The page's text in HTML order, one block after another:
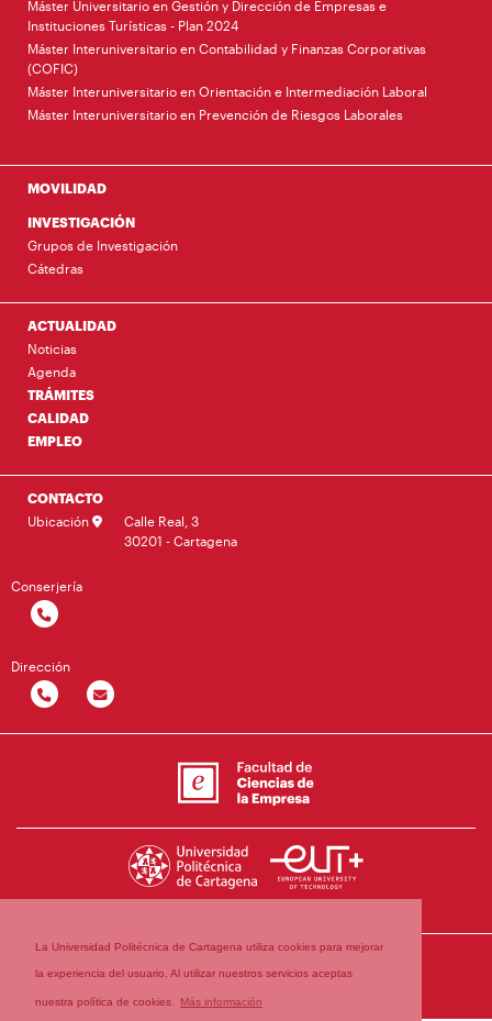
La Universidad Politécnica de Cartagena utiliza cookies para mejorar
la experiencia del usuario. Al utilizar nuestros servicios aceptas
nuestra política de cookies. Más información
Máster Universitario en Gestión y Dirección de Empresas e
Instituciones Turísticas - Plan 2024
Máster Interuniversitario en Contabilidad y Finanzas Corporativas
(COFIC)
Máster Interuniversitario en Orientación e Intermediación Laboral
Máster Interuniversitario en Prevención de Riesgos Laborales
MOVILIDAD
INVESTIGACIÓN
Grupos de Investigación
Cátedras
ACTUALIDAD
Noticias
Agenda
TRÁMITES
CALIDAD
EMPLEO
CONTACTO
Ubicación
Calle Real, 3
30201 - Cartagena
Conserjería
Dirección